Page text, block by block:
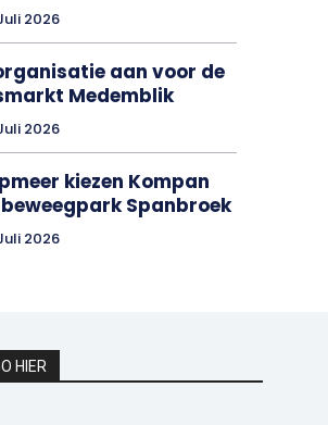
2026
aan voor de
Medemblik
2026
kiezen Kompan
Spanbroek
2026
HIER